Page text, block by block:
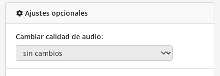
Ajustes opcionales
Cambiar calidad de audio: